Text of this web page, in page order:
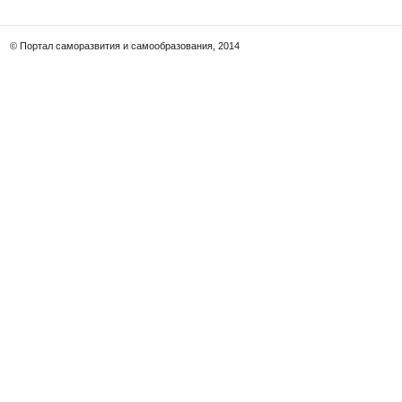
© Портал саморазвития и самообразования, 2014